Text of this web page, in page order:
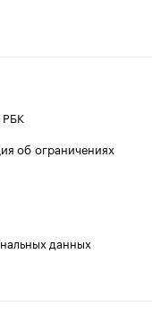
РБК
об ограничениях
данных